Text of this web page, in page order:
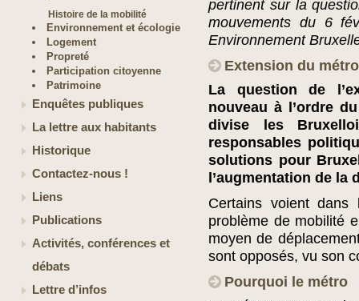
Histoire de la mobilité
Environnement et écologie
Logement
Propreté
Participation citoyenne
Patrimoine
Enquêtes publiques
La lettre aux habitants
Historique
Contactez-nous !
Liens
Publications
Activités, conférences et
débats
Lettre d’infos
pertinent sur la
mouvements du 6
Environnement
Extension du
La question de
nouveau à l’ordre
divise les
responsables
solutions pour
l’augmentation de la
Certains voient dans
problème de mobilité
moyen de
sont opposés, vu son
Pourquoi le métro